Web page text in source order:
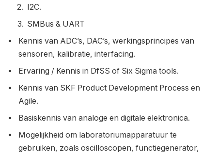
I2C.
SMBus & UART
Kennis van ADC’s, DAC’s, werkingsprincipes van
sensoren, kalibratie, interfacing.
Ervaring / Kennis in DfSS of Six Sigma tools.
Kennis van SKF Product Development Process en
Agile.
Basiskennis van analoge en digitale elektronica.
Mogelijkheid om laboratoriumapparatuur te
gebruiken, zoals oscilloscopen, functiegenerator,